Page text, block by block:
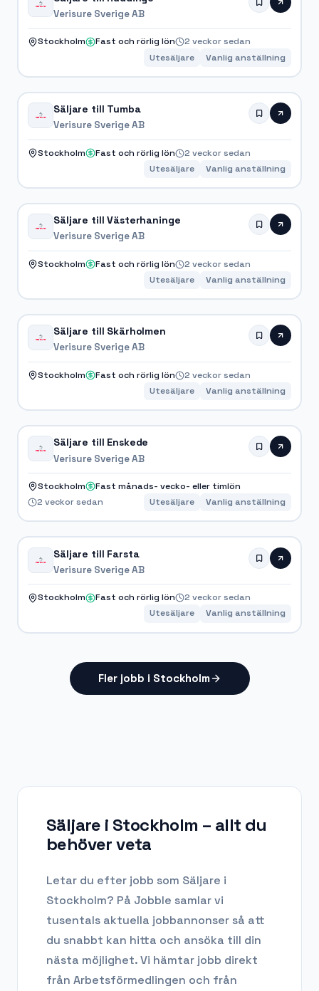
Verisure Sverige AB
Stockholm Fast och rörlig lön
2 veckor sedan
Utesäljare
Vanlig anställning
Säljare till Tumba
Verisure Sverige AB
Stockholm Fast och rörlig lön
2 veckor sedan
Utesäljare
Vanlig anställning
Säljare till Västerhaninge
Verisure Sverige AB
Stockholm Fast och rörlig lön
2 veckor sedan
Utesäljare
Vanlig anställning
Säljare till Skärholmen
Verisure Sverige AB
Stockholm Fast och rörlig lön
2 veckor sedan
Utesäljare
Vanlig anställning
Säljare till Enskede
Verisure Sverige AB
Stockholm
Fast månads- vecko- eller timlön
2 veckor sedan
Utesäljare Vanlig anställning
Säljare till Farsta
Verisure Sverige AB
Stockholm Fast och rörlig lön
2 veckor sedan
Utesäljare
Vanlig anställning
Fler jobb i Stockholm
Säljare i Stockholm – allt du
behöver veta
Letar du efter jobb som Säljare i
Stockholm? På Jobble samlar vi
tusentals aktuella jobbannonser så att
du snabbt kan hitta och ansöka till din
nästa möjlighet. Vi hämtar jobb direkt
från Arbetsförmedlingen och från